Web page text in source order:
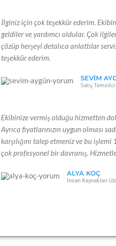
İlginiz için çok teşekkür ederim.
geldiler ve yardımcı oldular. Çok
çözüp herşeyi detalıca anlattılar
teşekkür ederim.
SEVIM
Satış Temsilci
Ekibinize vermiş olduğu hizmetten
Ayrıca fiyatlarınızın uygun olması
karşılığını talep etmeniz ve bu
çok profesyonel bir davranış.
ALYA KOÇ
İnsan Kaynakları